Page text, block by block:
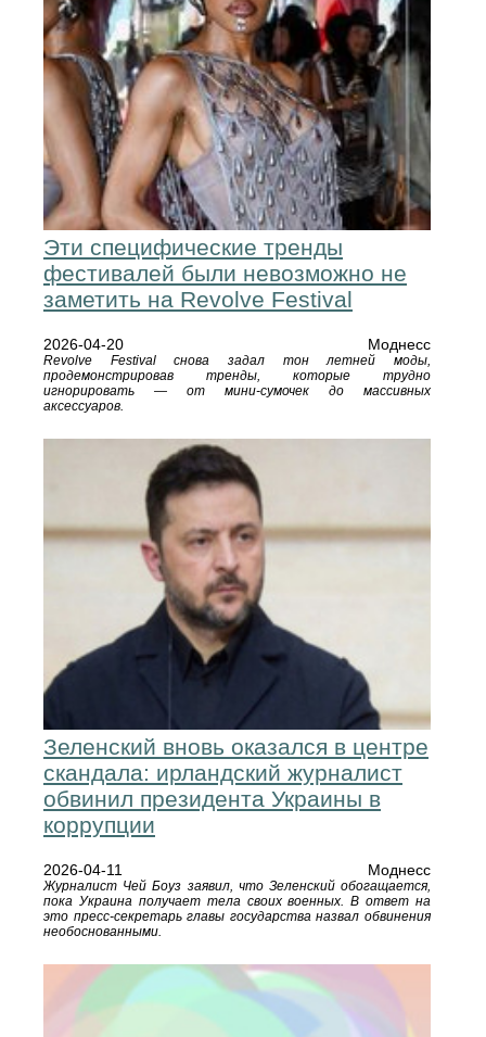
Эти специфические тренды
фестивалей были невозможно не
заметить на Revolve Festival
2026-04-20 Моднесс
Revolve Festival снова задал тон летней моды,
продемонстрировав тренды, которые трудно
игнорировать — от мини-сумочек до массивных
аксессуаров.
Зеленский вновь оказался в центре
скандала: ирландский журналист
обвинил президента Украины в
коррупции
2026-04-11 Моднесс
Журналист Чей Боуз заявил, что Зеленский обогащается,
пока Украина получает тела своих военных. В ответ на
это пресс-секретарь главы государства назвал обвинения
необоснованными.